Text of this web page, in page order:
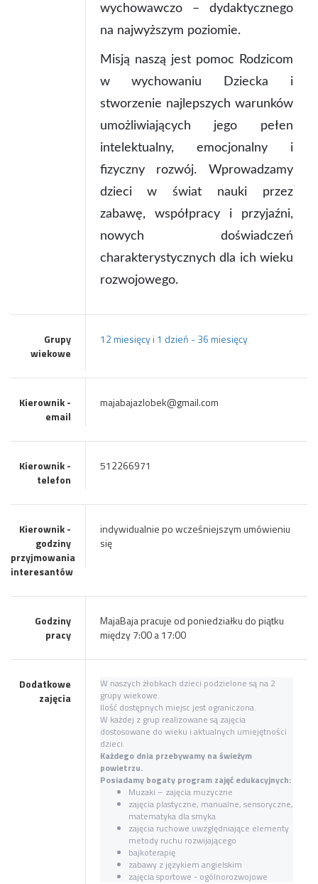
wychowawczo – dydaktycznego
na najwyższym poziomie.
Misją naszą jest pomoc Rodzicom
w wychowaniu Dziecka i
stworzenie najlepszych warunków
umożliwiających jego pełen
intelektualny, emocjonalny i
fizyczny rozwój. Wprowadzamy
dzieci w świat nauki przez
zabawę, współpracy i przyjaźni,
nowych doświadczeń
charakterystycznych dla ich wieku
rozwojowego.
Grupy
wiekowe
12 miesięcy i 1 dzień - 36 miesięcy
Kierownik -
email
majabajazlobek@gmail.com
Kierownik -
telefon
512266971
Kierownik -
godziny
przyjmowania
interesantów
indywidualnie po wcześniejszym umówieniu
się
Godziny
pracy
MajaBaja pracuje od poniedziałku do piątku
między 7:00 a 17:00
Dodatkowe
zajęcia
W naszych żłobkach dzieci podzielone są na 2
grupy wiekowe.
Ilość dostępnych miejsc jest ograniczona.
W każdej z grup realizowane są zajęcia
dostosowane do wieku i aktualnych umiejętności
dzieci.
Każdego dnia przebywamy na świeżym
powietrzu.
Posiadamy bogaty program zajęć edukacyjnych:
Muzaki – zajęcia muzyczne
zajęcia plastyczne, manualne, sensoryczne,
matematyka dla smyka
zajęcia ruchowe uwzględniające elementy
metody ruchu rozwijającego
bajkoterapię
zabawy z językiem angielskim
zajęcia sportowe - ogólnorozwojowe